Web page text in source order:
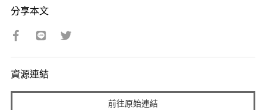
分享本文
資源連結
前往原始連結